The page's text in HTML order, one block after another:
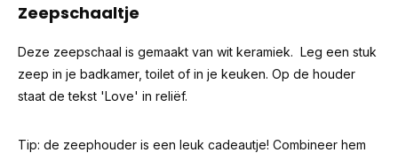
Zeepschaaltje
Deze zeepschaal is gemaakt van wit keramiek. Leg een stuk
zeep in je badkamer, toilet of in je keuken. Op de houder
staat de tekst 'Love' in reliëf.
Tip: de zeephouder is een leuk cadeautje! Combineer hem